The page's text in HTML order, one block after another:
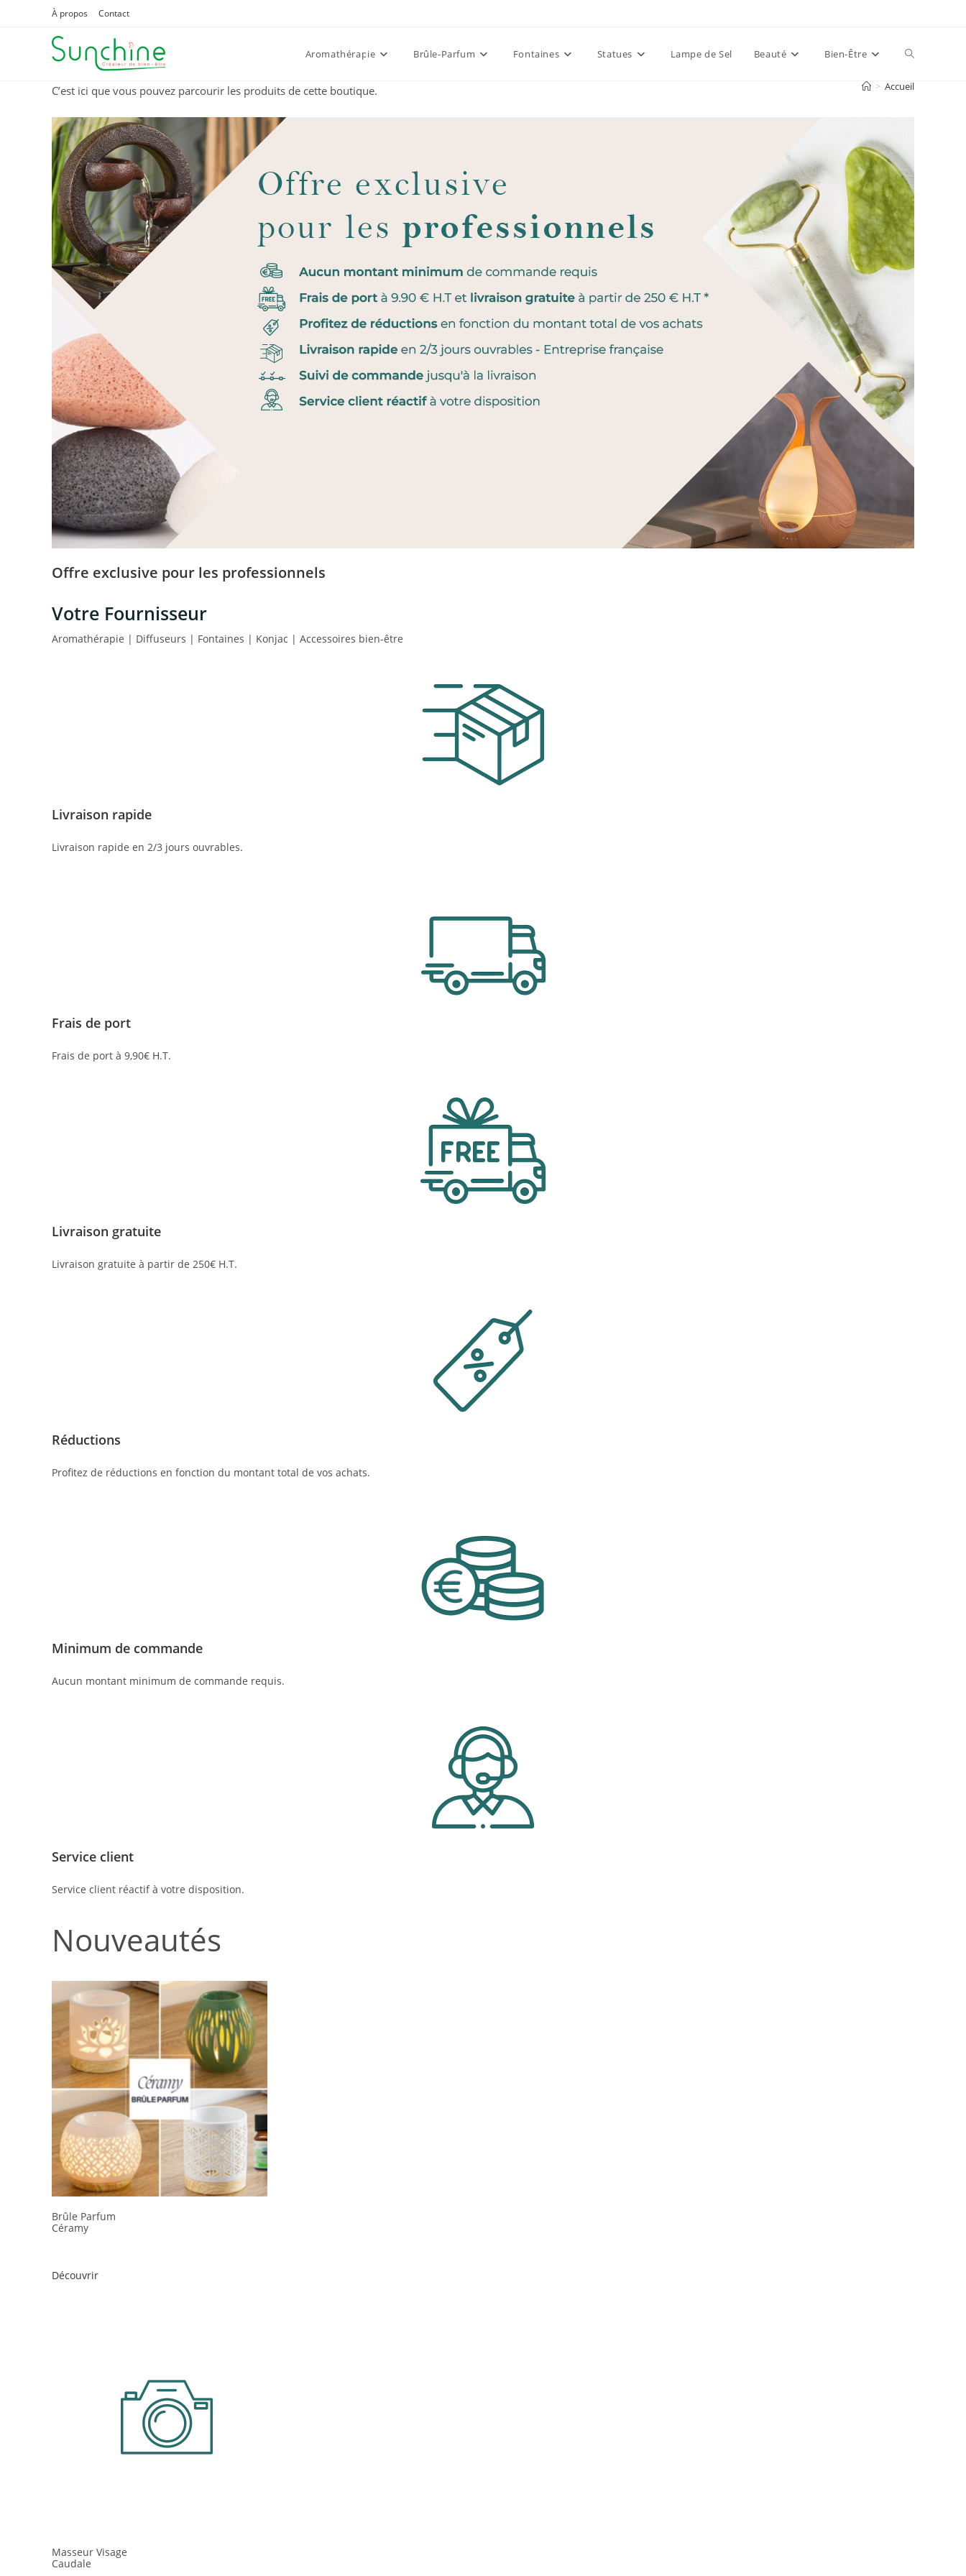
À propos Contact
Aromathérapie Brûle-Parfum Fontaines Statues Lampe de Sel Beauté Bien-Être Toggle
search
C’est ici que vous pouvez parcourir les produits de cette boutique. > Accueil
Offre exclusive pour les professionnels
Votre Fournisseur
Aromathérapie | Diffuseurs | Fontaines | Konjac | Accessoires bien-être
Livraison rapide
Livraison rapide en 2/3 jours ouvrables.
Frais de port
Frais de port à 9,90€ H.T.
Livraison gratuite
Livraison gratuite à partir de 250€ H.T.
Réductions
Profitez de réductions en fonction du montant total de vos achats.
Minimum de commande
Aucun montant minimum de commande requis.
Service client
Service client réactif à votre disposition.
Nouveautés
Brûle Parfum
Céramy
Découvrir
Masseur Visage
Caudale